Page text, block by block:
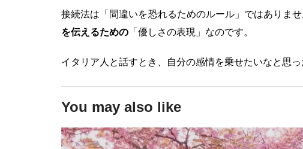
接続法は「間違いを恐れるためのルール」ではありま
を伝えるための 「優しさの表現」なのです。
イタリア人と話すとき、自分の感情を乗せたいなと思
You may also like